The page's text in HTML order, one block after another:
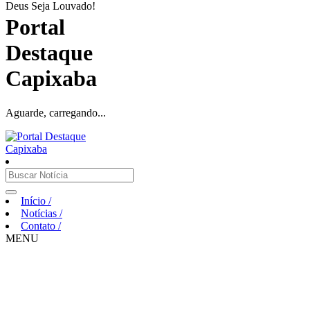
Portal
Destaque
Capixaba
Aguarde, carregando...
Deus Seja Louvado!
Início /
Notícias /
Contato /
MENU